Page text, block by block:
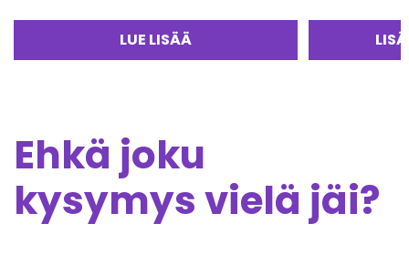
LUE LISÄÄ
Ehkä joku
kysymys vielä jäi?